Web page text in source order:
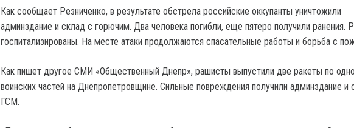
Как сообщает Резниченко, в результате обстрела российские оккупанты уничтожили
админздание и склад с горючим. Два человека погибли, еще пятеро получили ранения.
госпитализированы. На месте атаки продолжаются спасательные работы и борьба с
Как пишет другое СМИ «Общественный Днепр», рашисты выпустили две ракеты по
воинских частей на Днепропетровщине. Сильные повреждения получили админздание и
ГСМ.